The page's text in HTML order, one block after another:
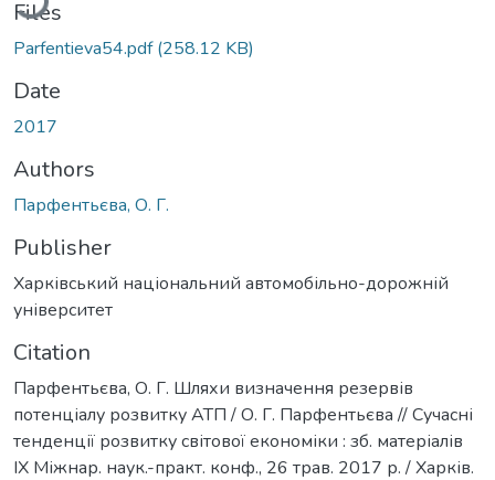
Files
Parfentieva54.pdf(258.12 KB)
Date
2017
Authors
Парфентьєва, О. Г.
Publisher
Харківський національний автомобільно-дорожній
університет
Citation
Парфентьєва, О. Г. Шляхи визначення резервів
потенціалу розвитку АТП / О. Г. Парфентьєва // Сучасні
тенденції розвитку світової економіки : зб. матеріалів
ІХ Міжнар. наук.-практ. конф., 26 трав. 2017 р. / Харків.